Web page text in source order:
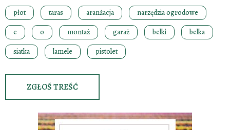
płot taras aranżacja
narzędzia ogrodowe
e
o montaż garaż belki
belka
siatka
lamele pistolet
ZGŁOŚ TREŚĆ